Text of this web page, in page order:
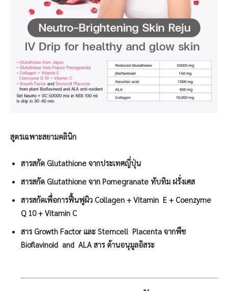
สูตรเฉพาะสยามคลินิก
สารสกัด Glutathione จากประเทศญี่ปุ่น
สารสกัด Glutathione จาก Pomegranate ทับทิม ฝรั่งเศส
สารสกัดเพื่อการฟื้นฟูผิว Collagen + Vitamin E + Coenzyme
Q 10 + Vitamin C
สาร Growth Factor และ Stemcell Placenta จากพืช
Bioflavinoid and ALA สาร ต้านอนุมูลอิสระ